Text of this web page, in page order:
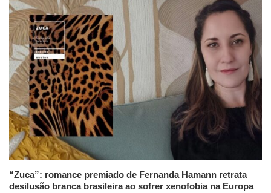
“Zuca”: romance premiado de Fernanda Hamann retrata
desilusão branca brasileira ao sofrer xenofobia na Europa